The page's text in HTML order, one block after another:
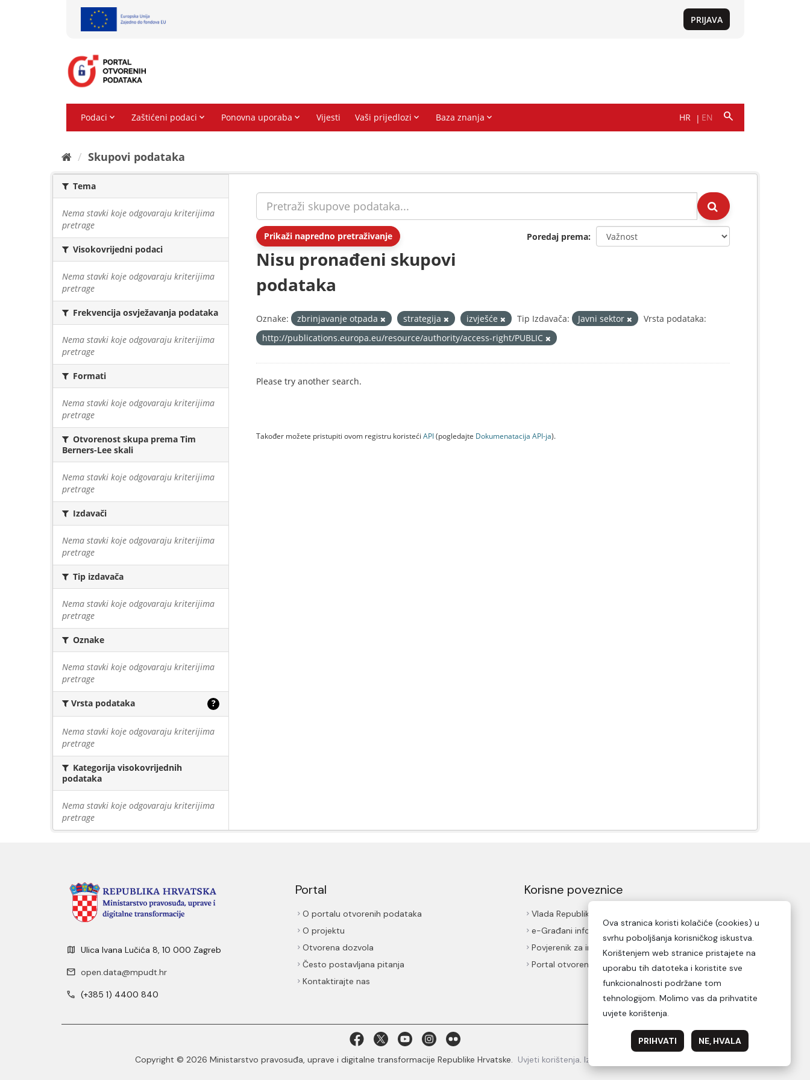
Skupovi podаtаkа
Tema
Nema stavki koje odgovaraju kriterijima
pretrage
Visokovrijedni podaci
Nema stavki koje odgovaraju kriterijima
pretrage
Frekvencija osvježavanja podataka
Nema stavki koje odgovaraju kriterijima
pretrage
Formati
Nema stavki koje odgovaraju kriterijima
pretrage
Otvorenost skupa prema Tim
Berners-Lee skali
Nema stavki koje odgovaraju kriterijima
pretrage
Izdavači
Nema stavki koje odgovaraju kriterijima
pretrage
Tip izdavača
Nema stavki koje odgovaraju kriterijima
pretrage
Oznake
Nema stavki koje odgovaraju kriterijima
pretrage
Vrsta podataka ?
Nema stavki koje odgovaraju kriterijima
pretrage
Kategorija visokovrijednih
podataka
Nema stavki koje odgovaraju kriterijima
pretrage
Prikaži napredno pretraživanje Poredaj prema
Nisu pronađeni skupovi
podataka
Oznake: zbrinjavanje otpada strategija izvješće Tip Izdavača: Javni sektor
Vrsta podataka:
http://publications.europa.eu/resource/authority/access-right/PUBLIC
Please try another search.
Također možete pristupiti ovom registru koristeći API(pogledajte Dokumenаtаcijа API-jа).